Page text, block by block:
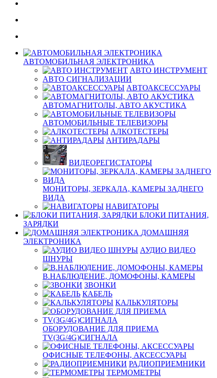
АВТОМОБИЛЬНАЯ ЭЛЕКТРОНИКА
АВТО ИНСТРУМЕНТ
АВТО СИГНАЛИЗАЦИИ
АВТОАКСЕССУАРЫ
АВТОМАГНИТОЛЫ, АВТО АКУСТИКА
АВТОМОБИЛЬНЫЕ ТЕЛЕВИЗОРЫ
АЛКОТЕСТЕРЫ
АНТИРАДАРЫ
ВИДЕОРЕГИСТАТОРЫ
МОНИТОРЫ, ЗЕРКАЛА, КАМЕРЫ ЗАДНЕГО
ВИДА
НАВИГАТОРЫ
БЛОКИ ПИТАНИЯ,
ЗАРЯДКИ
ДОМАШНЯЯ
ЭЛЕКТРОНИКА
АУДИО ВИДЕО
ШНУРЫ
В.НАБЛЮДЕНИЕ, ДОМОФОНЫ, КАМЕРЫ
ЗВОНКИ
КАБЕЛЬ
КАЛЬКУЛЯТОРЫ
ОБОРУДОВАНИЕ ДЛЯ ПРИЕМА
TV(3G/4G)СИГНАЛА
ОФИСНЫЕ ТЕЛЕФОНЫ, АКСЕССУАРЫ
РАДИОПРИЕМНИКИ
ТЕРМОМЕТРЫ